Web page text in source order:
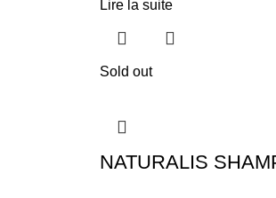
Lire la suite
Sold out
NATURALIS